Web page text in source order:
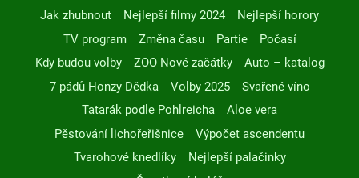
Jak zhubnout Nejlepší filmy 2024
Nejlepší horory
TV program
Změna času Partie
Počasí
Kdy budou volby
ZOO Nové začátky
Auto – katalog
7 pádů Honzy Dědka
Volby 2025
Svařené víno
Tatarák podle Pohlreicha
Aloe vera
Pěstování lichořeřišnice
Výpočet ascendentu
Tvarohové knedlíky
Nejlepší palačinky